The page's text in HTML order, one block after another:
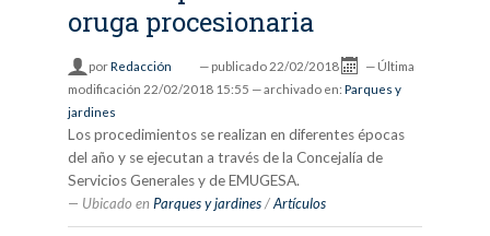
oruga procesionaria
porRedacción — publicado 22/02/2018 — Última
modificación 22/02/2018 15:55 — archivado en: Parques y
jardines
Los procedimientos se realizan en diferentes épocas
del año y se ejecutan a través de la Concejalía de
Servicios Generales y de EMUGESA.
Ubicado en Parques y jardines /Artículos